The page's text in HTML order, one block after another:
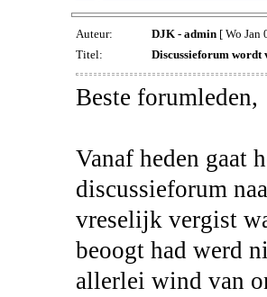
Auteur: DJK - admin[ Wo Jan
Titel:
Discussieforum wordt
Beste forumleden,
Vanaf heden gaat
discussieforum
vreselijk vergist
beoogt had werd
allerlei wind van